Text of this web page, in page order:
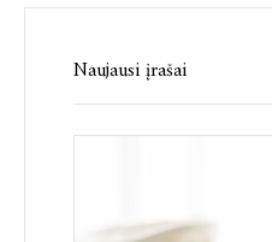
Naujausi įrašai